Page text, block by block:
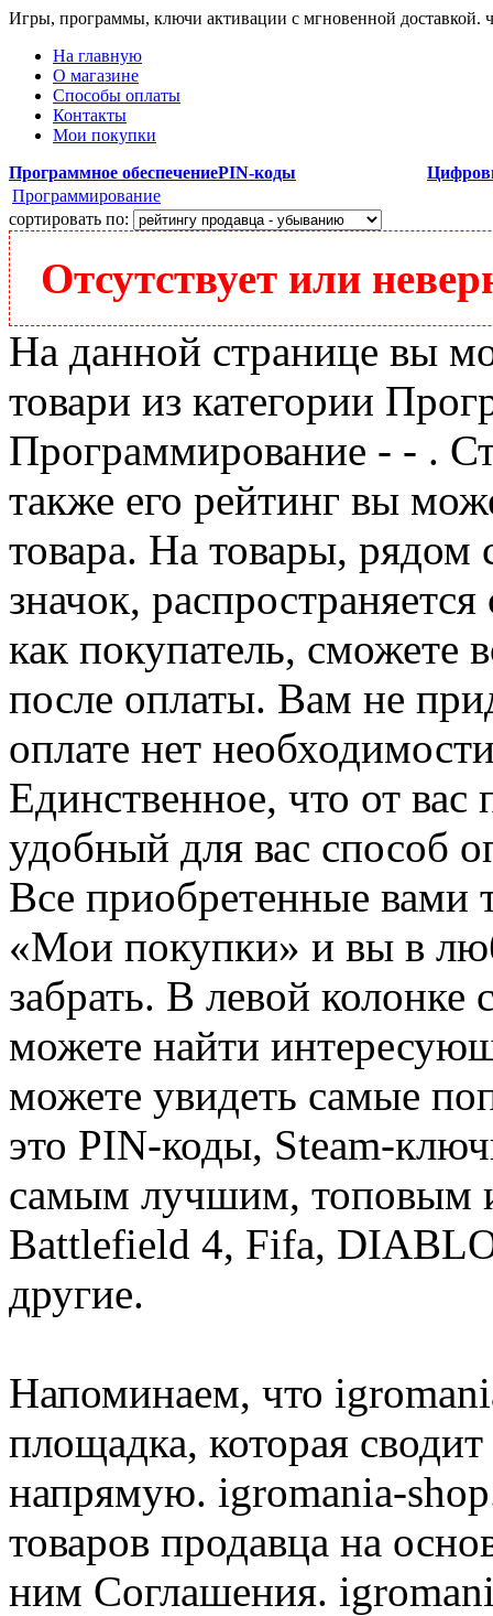
Игры, программы, ключи активации с мгновенной доставкой.
На главную
О магазине
Способы оплаты
Контакты
Мои покупки
Программное обеспечениеPIN-коды
Программирование
сортировать по:
Отсутствует или
На данной странице вы
товари из категории
Программирование - - .
также его рейтинг вы
товара. На товары, рядом
значок,
как покупатель, сможете
после оплаты. Вам не
оплате нет
Единственное, что от вас
удобный для вас способ
Все приобретенные вами
«Мои покупки» и вы в
забрать. В левой
можете найти
можете увидеть самые
это PIN-коды, Steam-
самым лучшим, топовым
Battlefield 4, Fifa,
другие.
Напоминаем, что
площадка, которая
напрямую. igromania-
товаров продавца на
ним Соглашения.